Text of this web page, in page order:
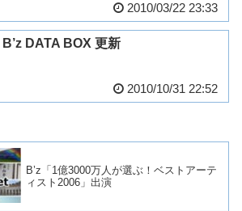
2010/03/22 23:33
B’z DATA BOX 更新
2010/10/31 22:52
B’z「1億3000万人が選ぶ！ベストアーテ
ィスト2006」出演